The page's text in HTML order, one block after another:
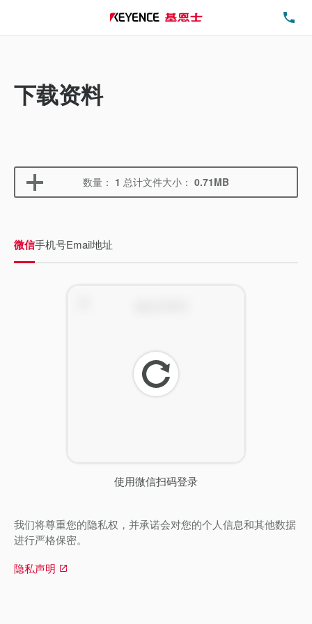
下载资料
数量： 1 总计文件大小： 0.71MB
微信手机号Email地址
使用微信扫码登录
刷
新
我们将尊重您的隐私权，并承诺会对您的个人信息和其他数据
进行严格保密。
隐私声明